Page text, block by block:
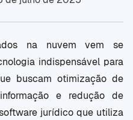
na nuvem vem se
indispensável para
buscam otimização de
e redução de
jurídico que utiliza